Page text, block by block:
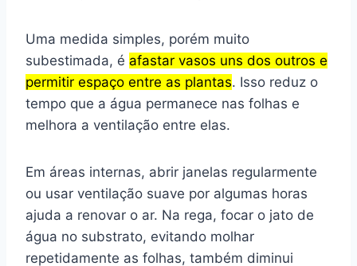
Uma medida simples, porém muito
subestimada, é afastar vasos uns dos outros e
permitir espaço entre as plantas. Isso reduz o
tempo que a água permanece nas folhas e
melhora a ventilação entre elas.
Em áreas internas, abrir janelas regularmente
ou usar ventilação suave por algumas horas
ajuda a renovar o ar. Na rega, focar o jato de
água no substrato, evitando molhar
repetidamente as folhas, também diminui